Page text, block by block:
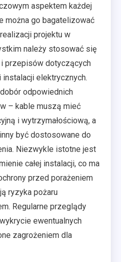
aspektem każdej
można go bagatelizować
projektu w
należy stosować się
przepisów dotyczących
elektrycznych.
odpowiednich
– kable muszą mieć
i wytrzymałościową, a
być dostosowane do
Niezwykle istotne jest
całej instalacji, co ma
przed porażeniem
ryzyka pożaru
Regularne przeglądy
ewentualnych
zagrożeniem dla